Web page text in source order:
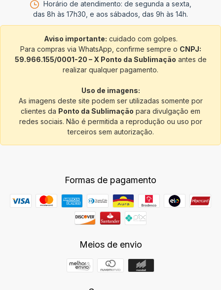
Horário de atendimento: de segunda a sexta,
das 8h às 17h30, e aos sábados, das 9h às 14h.
Aviso importante: cuidado com golpes.
Para compras via WhatsApp, confirme sempre o CNPJ:
59.966.155/0001-20 – X Ponto da Sublimação antes de
realizar qualquer pagamento.
Uso de imagens:
As imagens deste site podem ser utilizadas somente por
clientes da Ponto da Sublimação para divulgação em
redes sociais. Não é permitida a reprodução ou uso por
terceiros sem autorização.
Formas de pagamento
Meios de envio